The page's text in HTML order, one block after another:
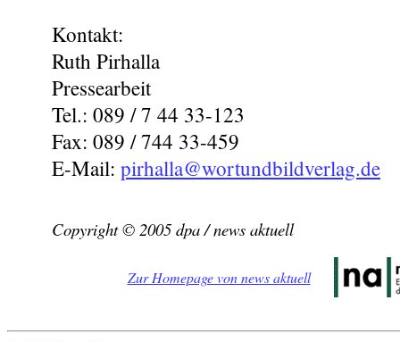
Kontakt:
Ruth Pirhalla
Pressearbeit
Tel.: 089 / 7 44 33-123
Fax: 089 / 744 33-459
E-Mail: pirhalla@wortundbildverlag.de
Copyright © 2005 dpa / news aktuell
Zur Homepage von news aktuell